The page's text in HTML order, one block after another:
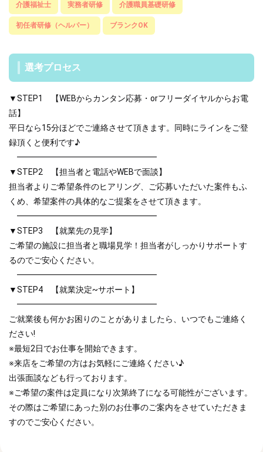
介護福祉士 実務者研修 介護職員基礎研修
初任者研修（ヘルパー） ブランクOK
選考プロセス
▼STEP1 【WEBからカンタン応募・orフリーダイヤルからお電
話】
平日なら15分ほどでご連絡させて頂きます。同時にラインをご登
録頂くと便利です♪
━━━━━━━━━━━━━━━━━
▼STEP2 【担当者と電話やWEBで面談】
担当者よりご希望条件のヒアリング、ご応募いただいた案件もふ
くめ、希望案件の具体的なご提案をさせて頂きます。
━━━━━━━━━━━━━━━━━
▼STEP3 【就業先の見学】
ご希望の施設に担当者と職場見学！担当者がしっかりサポートす
るのでご安心ください。
━━━━━━━━━━━━━━━━━
▼STEP4 【就業決定~サポート】
━━━━━━━━━━━━━━━━━
ご就業後も何かお困りのことがありましたら、いつでもご連絡く
ださい!
※最短2日でお仕事を開始できます。
※来店をご希望の方はお気軽にご連絡ください♪
出張面談なども行っております。
※ご希望の案件は定員になり次第終了になる可能性がございます。
その際はご希望にあった別のお仕事のご案内をさせていただきま
すのでご安心ください。